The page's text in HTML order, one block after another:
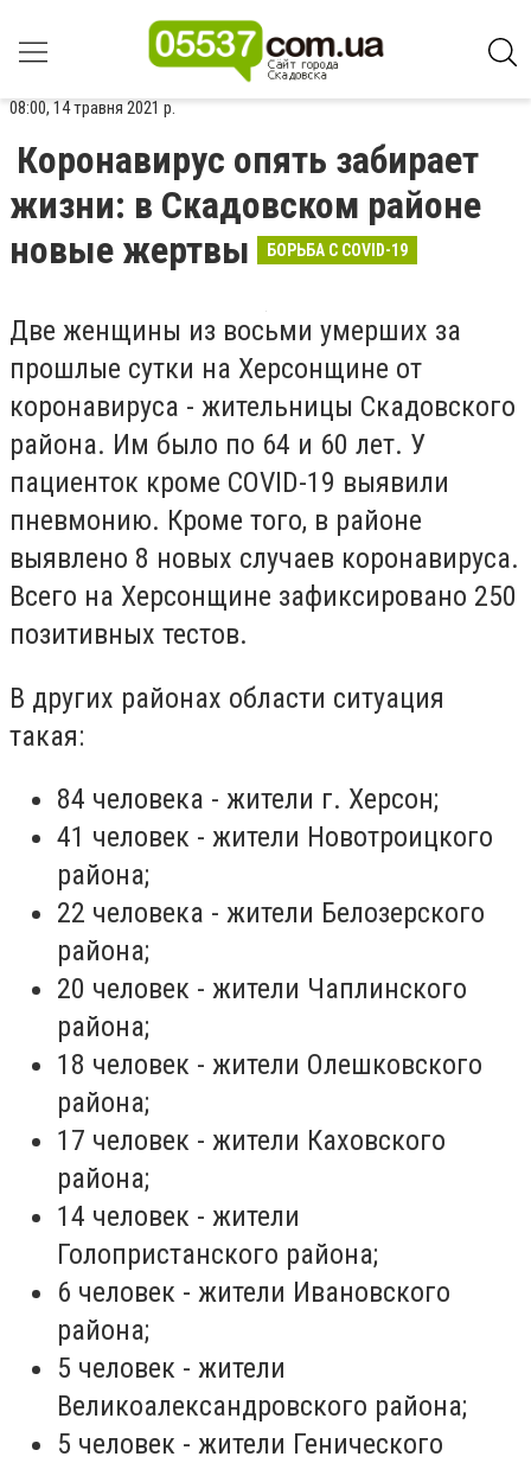
08:00, 14 травня 2021 р.
Коронавирус опять забирает
жизни: в Скадовском районе
новые жертвы
БОРЬБА С COVID-19
Две женщины из восьми умерших за
прошлые сутки на Херсонщине от
коронавируса - жительницы Скадовского
района. Им было по 64 и 60 лет. У
пациенток кроме COVID-19 выявили
пневмонию. Кроме того, в районе
выявлено 8 новых случаев коронавируса.
Всего на Херсонщине зафиксировано 250
позитивных тестов.
В других районах области ситуация
такая:
84 человека - жители г. Херсон;
41 человек - жители Новотроицкого
района;
22 человека - жители Белозерского
района;
20 человек - жители Чаплинского
района;
18 человек - жители Олешковского
района;
17 человек - жители Каховского
района;
14 человек - жители
Голопристанского района;
6 человек - жители Ивановского
района;
5 человек - жители
Великоалександровского района;
5 человек - жители Генического